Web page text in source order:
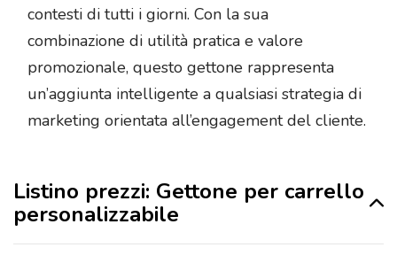
contesti di tutti i giorni. Con la sua
combinazione di utilità pratica e valore
promozionale, questo gettone rappresenta
un’aggiunta intelligente a qualsiasi strategia di
marketing orientata all’engagement del cliente.
Listino prezzi: Gettone per carrello
personalizzabile